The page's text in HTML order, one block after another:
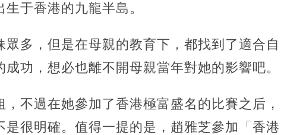
于香港的九龍半島。
多，但是在母親的教育下，都找到了適合自
功，想必也離不開母親當年對她的影響吧。
不過在她參加了香港極富盛名的比賽之后，
很明確。值得一提的是，趙雅芝參加「香港